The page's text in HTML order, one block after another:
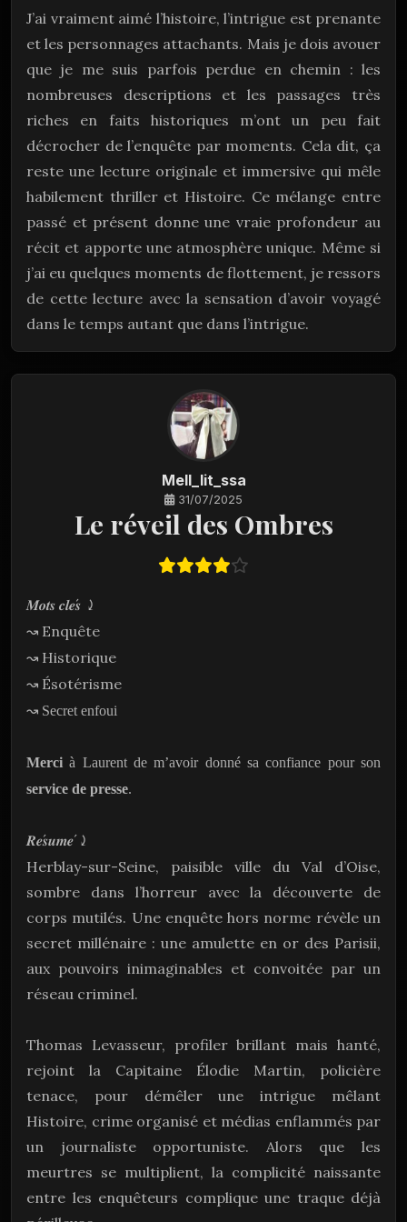
rapprochera d’une vérité aussi fascinante
qu’effrayante.
J’ai vraiment aimé l’histoire, l’intrigue est prenante
et les personnages attachants. Mais je dois avouer
que je me suis parfois perdue en chemin : les
nombreuses descriptions et les passages très
riches en faits historiques m’ont un peu fait
décrocher de l’enquête par moments. Cela dit, ça
reste une lecture originale et immersive qui mêle
habilement thriller et Histoire. Ce mélange entre
passé et présent donne une vraie profondeur au
récit et apporte une atmosphère unique. Même si
j’ai eu quelques moments de flottement, je ressors
de cette lecture avec la sensation d’avoir voyagé
dans le temps autant que dans l’intrigue.
Mell_lit_ssa
31/07/2025
Le réveil des Ombres
𝑴𝒐𝒕𝒔 𝒄𝒍𝒆𝒔 ⤸
↝ Enquête
↝ Historique
↝ Ésotérisme
↝ Secret enfoui
Merci à Laurent de m’avoir donné sa confiance pour son
service de presse.
𝑹𝒆𝒔𝒖𝒎𝒆́ ⤸
Herblay-sur-Seine, paisible ville du Val d’Oise,
sombre dans l’horreur avec la découverte de
corps mutilés. Une enquête hors norme révèle un
secret millénaire : une amulette en or des Parisii,
aux pouvoirs inimaginables et convoitée par un
réseau criminel.
Thomas Levasseur, profiler brillant mais hanté,
rejoint la Capitaine Élodie Martin, policière
tenace, pour démêler une intrigue mêlant
Histoire, crime organisé et médias enflammés par
un journaliste opportuniste. Alors que les
meurtres se multiplient, la complicité naissante
entre les enquêteurs complique une traque déjà